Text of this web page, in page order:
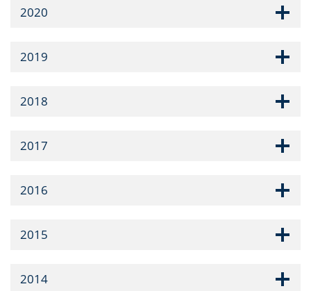
2020
2019
2018
2017
2016
2015
2014